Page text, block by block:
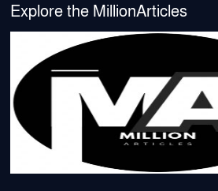
Explore the MillionArticles